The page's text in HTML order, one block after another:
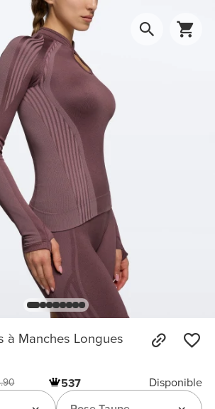
à Manches Longues
537
Disponible